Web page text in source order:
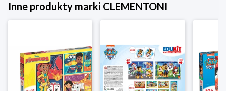
Inne produkty marki CLEMENTONI